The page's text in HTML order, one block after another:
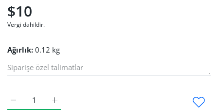
$10
Vergi dahildir.
Ağırlık: 0.12 kg
Rodaj Kaplama Askısı 10&#39;lu Default Title için
Rodaj Kaplama Askısı 10&#39;lu Default Title için adedi artırın